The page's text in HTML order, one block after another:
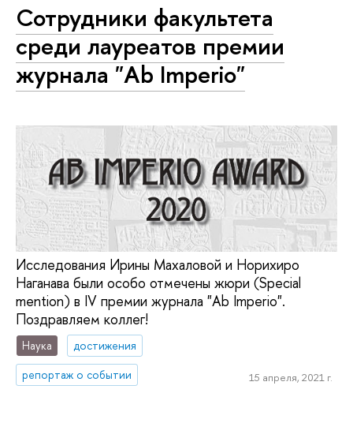
Сотрудники факультета
среди лауреатов премии
журнала "Ab Imperio"
Исследования Ирины Махаловой и Норихиро
Наганава были особо отмечены жюри (Special
mention) в IV премии журнала "Ab Imperio".
Поздравляем коллег!
Наука
достижения
репортаж о событии
15 апреля, 2021 г.